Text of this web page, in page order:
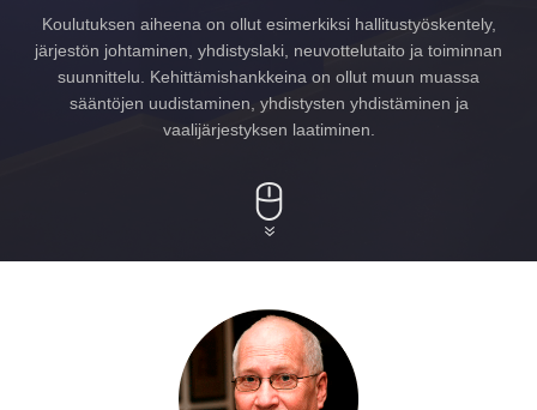
Koulutuksen aiheena on ollut esimerkiksi hallitustyöskentely,
järjestön johtaminen, yhdistyslaki, neuvottelutaito ja toiminnan
suunnittelu. Kehittämishankkeina on ollut muun muassa
sääntöjen uudistaminen, yhdistysten yhdistäminen ja
vaalijärjestyksen laatiminen.